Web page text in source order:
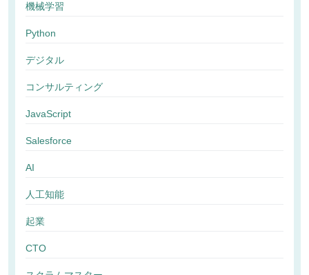
機械学習
Python
デジタル
コンサルティング
JavaScript
Salesforce
AI
人工知能
起業
CTO